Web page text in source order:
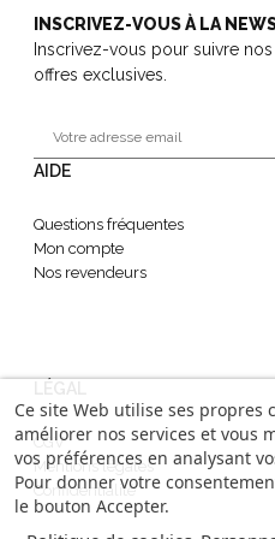
INSCRIVEZ-VOUS À LA
Inscrivez-vous pour suivre
offres exclusives.
AIDE
Questions fréquentes
Mon compte
Nos revendeurs
CGV
Mentions légales
Confidentialité
Ce site Web utilise ses propres
améliorer nos services et vous
vos préférences en analysant
Pour donner votre
le bouton Accepter.